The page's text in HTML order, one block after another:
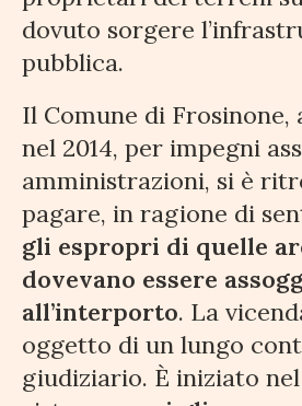
dovuto sorgere
pubblica.
Il Comune di Frosinone,
nel 2014, per impegni
amministrazioni, si è
pagare, in ragione di
gli espropri di quelle
dovevano essere
all’interporto. La
oggetto di un lungo
giudiziario. È iniziato